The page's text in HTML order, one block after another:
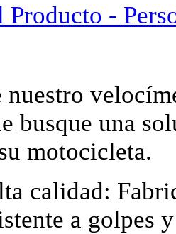
Producto -
nuestro
busque una
motocicleta.
calidad:
a golpes